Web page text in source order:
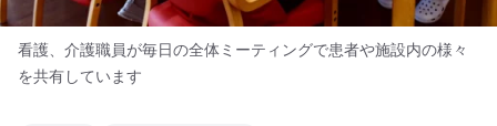
看護、介護職員が毎日の全体ミーティングで患者や施設内の様々
を共有しています